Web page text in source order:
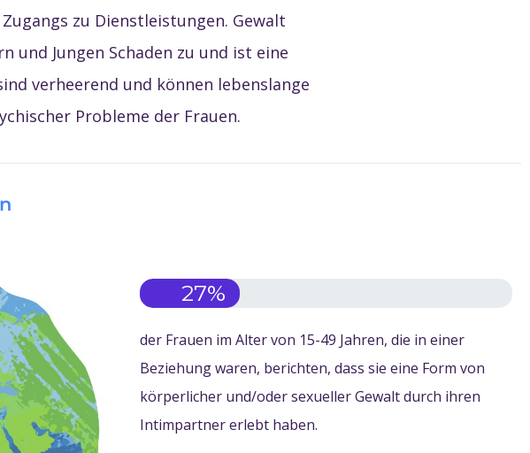
zu Dienstleistungen. Gewalt
und Jungen Schaden zu und ist eine
verheerend und können lebenslange
Probleme der Frauen.
27%
der Frauen im Alter von 15-49 Jahren, die in einer
Beziehung waren, berichten, dass sie eine Form von
körperlicher und/oder sexueller Gewalt durch ihren
Intimpartner erlebt haben.